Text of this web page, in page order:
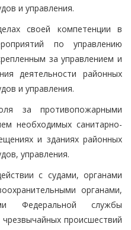
и управления.
своей компетенции в
по управлению
за управлением и
деятельности районных
и управления.
за противопожарными
необходимых санитарно-
и зданиях районных
управления.
с судами, органами
органами,
Федеральной службы
происшествий